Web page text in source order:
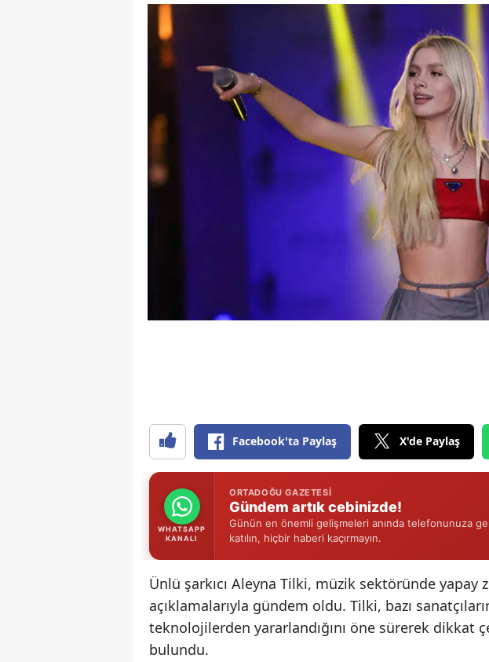
Bingöl
Bitlis
Bolu
Burdur
Bursa
Çanakkale
Çankırı
Çorum
Denizli
Erzincan
Erzurum
Hakkari
Facebook'ta Paylaş X'de Paylaş
WHATSAPP
KANALI
ORTADOĞU GAZETESI
Gündem artık cebinizde!
Günün en önemli gelişmeleri anında telefonunuza
katılın, hiçbir haberi kaçırmayın.
Ünlü şarkıcı Aleyna Tilki, müzik sektöründe yapay
açıklamalarıyla gündem oldu. Tilki, bazı
teknolojilerden yararlandığını öne sürerek dikkat
bulundu.